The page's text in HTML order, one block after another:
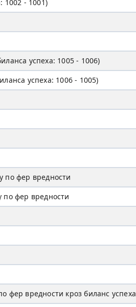
1002 - 1001)
успеха: 1005 - 1006)
успеха: 1006 - 1005)
по фер вредности
по фер вредности
фер вредности кроз биланс успеха